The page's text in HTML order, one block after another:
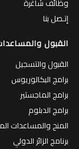
وظائف شاغرة
إتـصل بنا
القبول
القبول والتسجيل
برامج البكالوريوس
برامج الماجستير
برامج الدبلوم
المنح والمساعدات
برنامج الزائر الدولي